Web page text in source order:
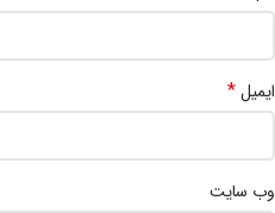
ایمیل*
وب‌ سایت